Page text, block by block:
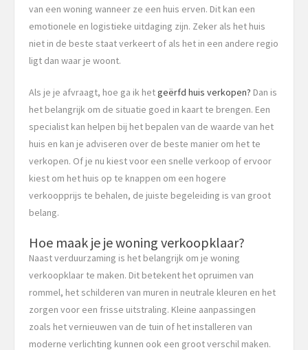
van een woning wanneer ze een huis erven. Dit kan een
emotionele en logistieke uitdaging zijn. Zeker als het huis
niet in de beste staat verkeert of als het in een andere regio
ligt dan waar je woont.
Als je je afvraagt, hoe ga ik hetgeërfd huis verkopen? Dan is
het belangrijk om de situatie goed in kaart te brengen. Een
specialist kan helpen bij het bepalen van de waarde van het
huis en kan je adviseren over de beste manier om het te
verkopen. Of je nu kiest voor een snelle verkoop of ervoor
kiest om het huis op te knappen om een hogere
verkoopprijs te behalen, de juiste begeleiding is van groot
belang.
Hoe maak je je woning verkoopklaar?
Naast verduurzaming is het belangrijk om je woning
verkoopklaar te maken. Dit betekent het opruimen van
rommel, het schilderen van muren in neutrale kleuren en het
zorgen voor een frisse uitstraling. Kleine aanpassingen
zoals het vernieuwen van de tuin of het installeren van
moderne verlichting kunnen ook een groot verschil maken.